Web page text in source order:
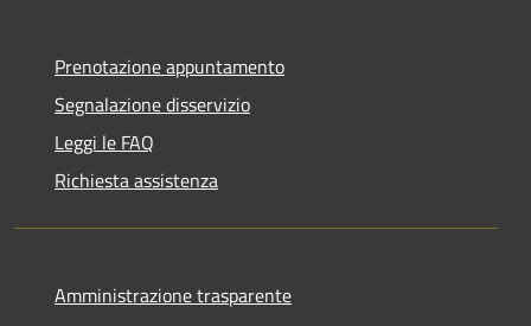
Prenotazione appuntamento
Segnalazione disservizio
Leggi le FAQ
Richiesta assistenza
Amministrazione trasparente